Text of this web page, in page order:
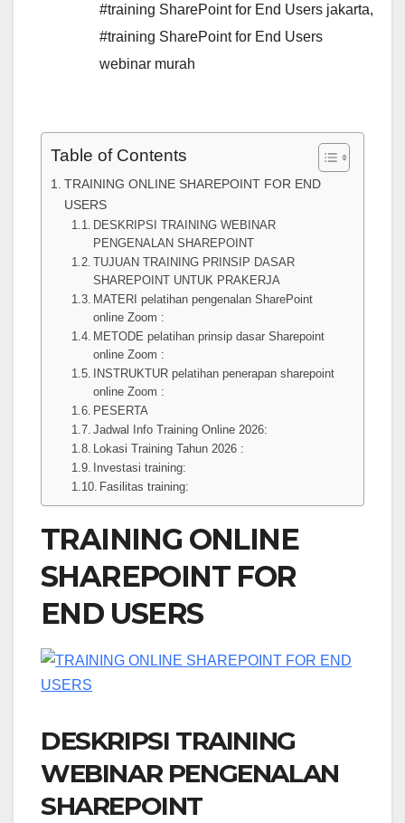
#training SharePoint for End Users jakarta,
#training SharePoint for End Users
webinar murah
Table of Contents
TRAINING ONLINE SHAREPOINT FOR END
USERS
DESKRIPSI TRAINING WEBINAR
PENGENALAN SHAREPOINT
TUJUAN TRAINING PRINSIP DASAR
SHAREPOINT UNTUK PRAKERJA
MATERI pelatihan pengenalan SharePoint
online Zoom :
METODE pelatihan prinsip dasar Sharepoint
online Zoom :
INSTRUKTUR pelatihan penerapan sharepoint
online Zoom :
PESERTA
Jadwal Info Training Online 2026:
Lokasi Training Tahun 2026 :
Investasi training:
Fasilitas training:
TRAINING ONLINE
SHAREPOINT FOR
END USERS
DESKRIPSI TRAINING
WEBINAR PENGENALAN
SHAREPOINT